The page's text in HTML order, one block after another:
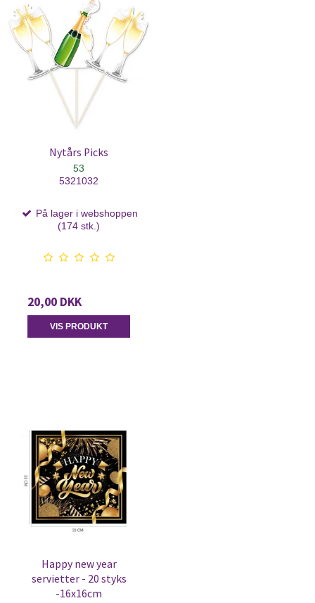
Nytårs Picks
53
5321032
På lager i webshoppen
(174 stk.)
20,00 DKK
VIS PRODUKT
Happy new year
servietter - 20 styks
-16x16cm